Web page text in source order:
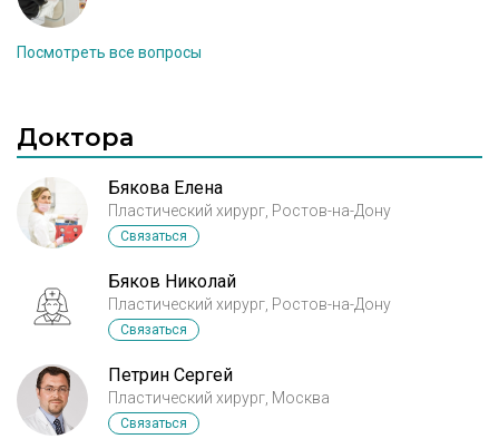
Пепвые 2 фото - в детстве, третье - сейчас
Посмотреть все вопросы
Доктора
Бякова Елена
Пластический хирург, Ростов-на-Дону
Связаться
Бяков Николай
Пластический хирург, Ростов-на-Дону
Связаться
Петрин Сергей
Пластический хирург, Москва
Связаться